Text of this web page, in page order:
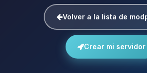
Volver a la lista de
Crear mi servidor